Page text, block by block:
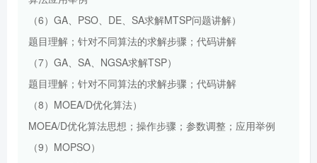
（6）GA、PSO、DE、SA求解MTSP问题讲解）
题目理解；针对不同算法的求解步骤；代码讲解
（7）GA、SA、NGSA求解TSP）
题目理解；针对不同算法的求解步骤；代码讲解
（8）MOEA/D优化算法）
MOEA/D优化算法思想；操作步骤；参数调整；应用举例
（9）MOPSO）